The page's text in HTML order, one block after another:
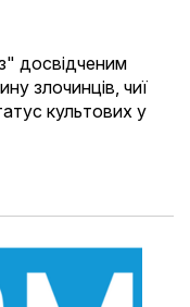
досвідченим
злочинців, чиї
культових у